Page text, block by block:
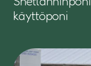
käyttöponi